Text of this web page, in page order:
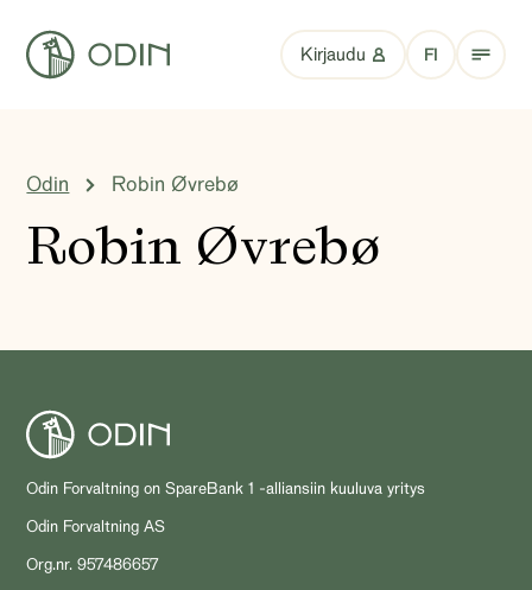
Kirjaudu FI
Odin Robin Øvrebø
Robin Øvrebø
Odin Forvaltning on SpareBank 1 -alliansiin kuuluva yritys
Odin Forvaltning AS
Org.nr. 957486657